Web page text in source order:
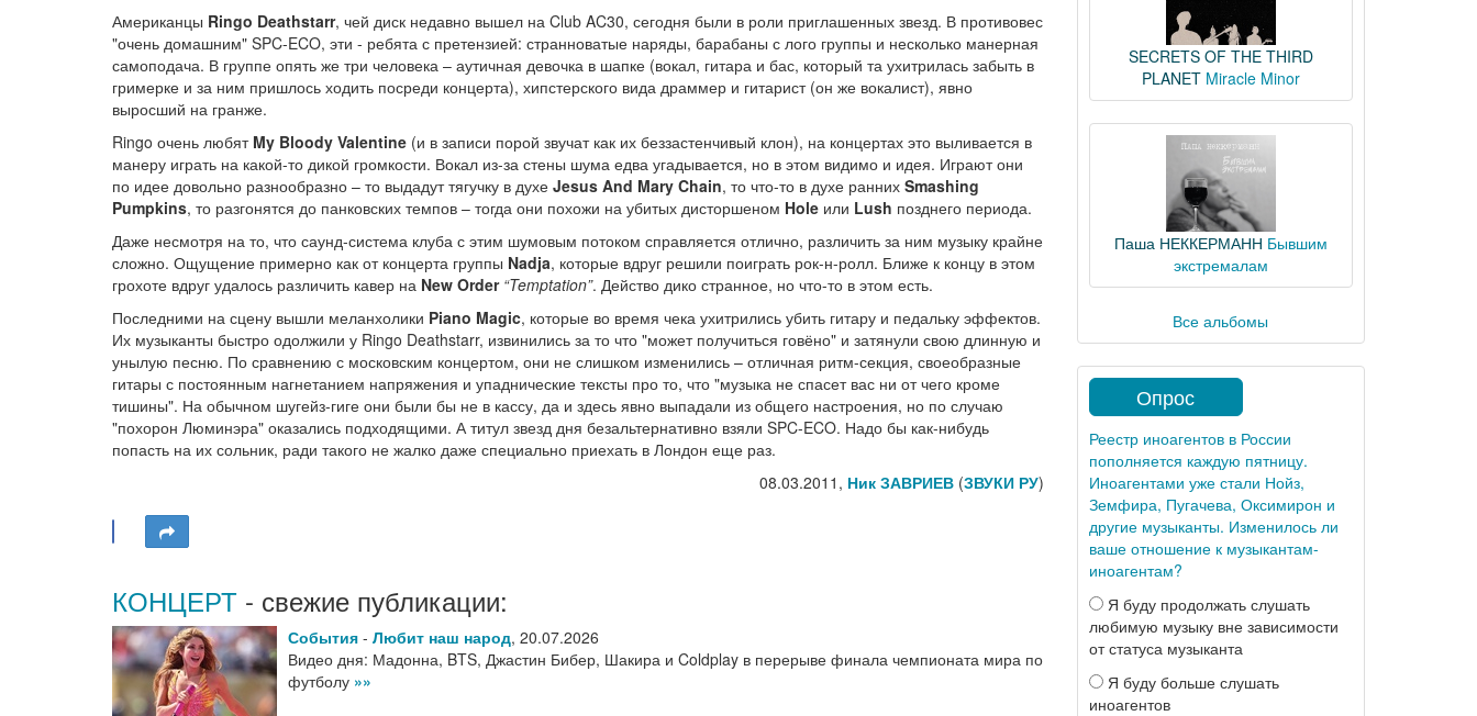
Американцы Ringo Deathstarr, чей диск недавно вышел на Club AC30, сегодня были в роли приглашенных звезд. В противовес
"очень домашним" SPC-ECO, эти - ребята с претензией: странноватые наряды, барабаны с лого группы и несколько манерная
самоподача. В группе опять же три человека – аутичная девочка в шапке (вокал, гитара и бас, который та ухитрилась забыть в
гримерке и за ним пришлось ходить посреди концерта), хипстерского вида драммер и гитарист (он же вокалист), явно
выросший на гранже.
Ringo очень любят My Bloody Valentine (и в записи порой звучат как их беззастенчивый клон), на концертах это выливается в
манеру играть на какой-то дикой громкости. Вокал из-за стены шума едва угадывается, но в этом видимо и идея. Играют они
по идее довольно разнообразно – то выдадут тягучку в духе Jesus And Mary Chain, то что-то в духе ранних Smashing
Pumpkins, то разгонятся до панковских темпов – тогда они похожи на убитых дисторшеном Hole или Lush позднего периода.
Даже несмотря на то, что саунд-система клуба с этим шумовым потоком справляется отлично, различить за ним музыку крайне
сложно. Ощущение примерно как от концерта группы Nadja, которые вдруг решили поиграть рок-н-ролл. Ближе к концу в этом
грохоте вдруг удалось различить кавер на New Order “Temptation”. Действо дико странное, но что-то в этом есть.
Последними на сцену вышли меланхолики Piano Magic, которые во время чека ухитрились убить гитару и педальку эффектов.
Их музыканты быстро одолжили у Ringo Deathstarr, извинились за то что "может получиться говёно" и затянули свою длинную и
унылую песню. По сравнению с московским концертом, они не слишком изменились – отличная ритм-секция, своеобразные
гитары с постоянным нагнетанием напряжения и упаднические тексты про то, что "музыка не спасет вас ни от чего кроме
тишины". На обычном шугейз-гиге они были бы не в кассу, да и здесь явно выпадали из общего настроения, но по случаю
"похорон Люминэра" оказались подходящими. А титул звезд дня безальтернативно взяли SPC-ECO. Надо бы как-нибудь
попасть на их сольник, ради такого не жалко даже специально приехать в Лондон еще раз.
08.03.2011, Ник ЗАВРИЕВ(ЗВУКИ РУ)
КОНЦЕРТ - свежие публикации:
События - Любит наш народ, 20.07.2026
Видео дня: Мадонна, BTS, Джастин Бибер, Шакира и Coldplay в перерыве финала чемпионата мира по
футболу »»
SECRETS OF THE THIRD
PLANET Miracle Minor
Паша НЕККЕРМАНН Бывшим
экстремалам
Все альбомы
Опрос
Реестр иноагентов в России
пополняется каждую пятницу.
Иноагентами уже стали Нойз,
Земфира, Пугачева, Оксимирон и
другие музыканты. Изменилось ли
ваше отношение к музыкантам-
иноагентам?
Я буду продолжать слушать
любимую музыку вне зависимости
от статуса музыканта
Я буду больше слушать
иноагентов